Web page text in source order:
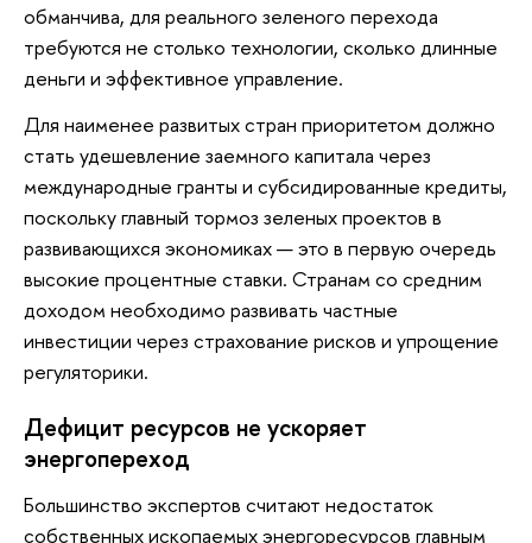
обманчива, для реального зеленого перехода
требуются не столько технологии, сколько длинные
деньги и эффективное управление.
Для наименее развитых стран приоритетом должно
стать удешевление заемного капитала через
международные гранты и субсидированные кредиты,
поскольку главный тормоз зеленых проектов в
развивающихся экономиках — это в первую очередь
высокие процентные ставки. Странам со средним
доходом необходимо развивать частные
инвестиции через страхование рисков и упрощение
регуляторики.
Дефицит ресурсов не ускоряет
энергопереход
Большинство экспертов считают недостаток
собственных ископаемых энергоресурсов главным